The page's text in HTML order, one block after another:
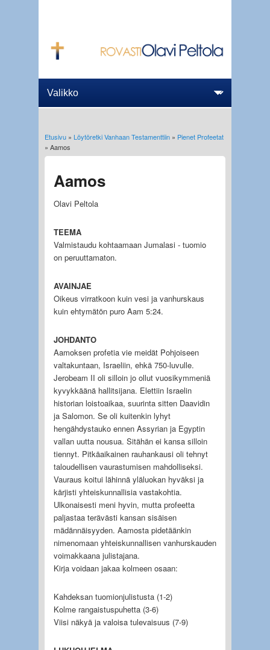
Olet täällä
Etusivu» Löytöretki Vanhaan Testamenttiin» Pienet Profeetat
» Aamos
Aamos
Olavi Peltola
TEEMA
Valmistaudu kohtaamaan Jumalasi - tuomio
on peruuttamaton.
AVAINJAE
Oikeus virratkoon kuin vesi ja vanhurskaus
kuin ehtymätön puro Aam 5:24.
JOHDANTO
Aamoksen profetia vie meidät Pohjoiseen
valtakuntaan, Israeliin, ehkä 750-luvulle.
Jerobeam II oli silloin jo ollut vuosikymmeniä
kyvykkäänä hallitsijana. Elettiin Israelin
historian loistoaikaa, suurinta sitten Daavidin
ja Salomon. Se oli kuitenkin lyhyt
hengähdystauko ennen Assyrian ja Egyptin
vallan uutta nousua. Sitähän ei kansa silloin
tiennyt. Pitkäaikainen rauhankausi oli tehnyt
taloudellisen vaurastumisen mahdolliseksi.
Vauraus koitui lähinnä yläluokan hyväksi ja
kärjisti yhteiskunnallisia vastakohtia.
Ulkonaisesti meni hyvin, mutta profeetta
paljastaa terävästi kansan sisäisen
mädännäisyyden. Aamosta pidetäänkin
nimenomaan yhteiskunnallisen vanhurskauden
voimakkaana julistajana.
Kirja voidaan jakaa kolmeen osaan:
Kahdeksan tuomionjulistusta (1-2)
Kolme rangaistuspuhetta (3-6)
Viisi näkyä ja valoisa tulevaisuus (7-9)